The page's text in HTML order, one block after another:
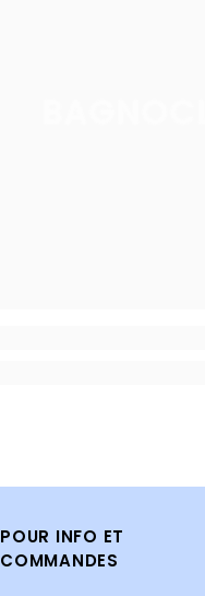
POUR INFO ET
COMMANDES